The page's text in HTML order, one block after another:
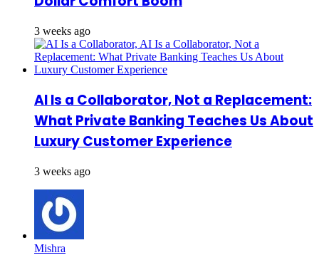
3 weeks ago
AI Is a Collaborator, Not a Replacement:
What Private Banking Teaches Us About
Luxury Customer Experience
3 weeks ago
Mishra